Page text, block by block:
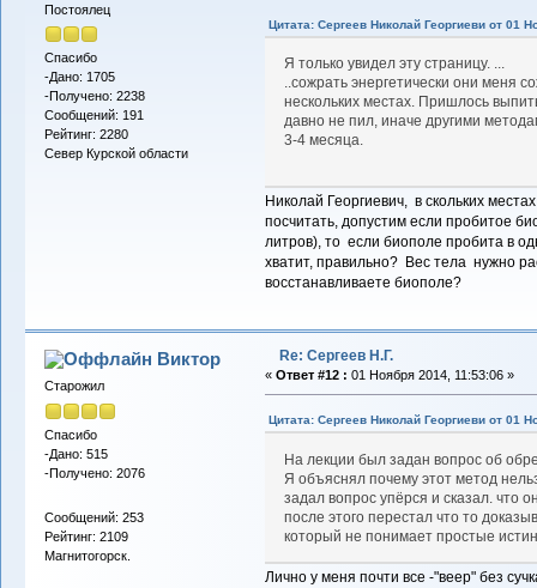
Постоялец
Спасибо
-Дано: 1705
-Получено: 2238
Сообщений: 191
Рейтинг: 2280
Север Курской области
Цитата: Сергеев Николай Георгиеви от 01
Я только увидел эту страницу. ...
..сожрать энергетически они меня
нескольких местах. Пришлось
давно не пил, иначе другими
3-4 месяца.
Николай Георгиевич, в скольких
посчитать, допустим если пробитое
литров), то если биополе пробита в
хватит, правильно? Вес тела нужно
восстанавливаете биополе?
Виктор
Старожил
Спасибо
-Дано: 515
-Получено: 2076
Сообщений: 253
Рейтинг: 2109
Магнитогорск.
Re: Сергеев Н.Г.
« Ответ #12 : 01 Ноября 2014, 11:53:06 »
Цитата: Сергеев Николай Георгиеви от 01
На лекции был задан вопрос об
Я объяснял почему этот метод
задал вопрос упёрся и сказал. что
после этого перестал что то
который не понимает простые
Лично у меня почти все -"веер" без